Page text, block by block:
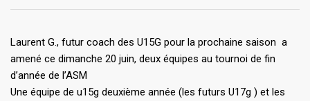
Laurent G., futur coach des U15G pour la prochaine saison a
amené ce dimanche 20 juin, deux équipes au tournoi de fin
d’année de l’ASM
Une équipe de u15g deuxième année (les futurs U17g ) et les